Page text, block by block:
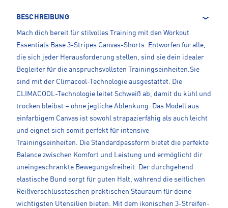
BESCHREIBUNG
Mach dich bereit für stilvolles Training mit den Workout
Essentials Base 3-Stripes Canvas-Shorts. Entworfen für alle,
die sich jeder Herausforderung stellen, sind sie dein idealer
Begleiter für die anspruchsvollsten Trainingseinheiten.Sie
sind mit der Climacool-Technologie ausgestattet. Die
CLIMACOOL-Technologie leitet Schweiß ab, damit du kühl und
trocken bleibst – ohne jegliche Ablenkung. Das Modell aus
einfarbigem Canvas ist sowohl strapazierfähig als auch leicht
und eignet sich somit perfekt für intensive
Trainingseinheiten. Die Standardpassform bietet die perfekte
Balance zwischen Komfort und Leistung und ermöglicht dir
uneingeschränkte Bewegungsfreiheit. Der durchgehend
elastische Bund sorgt für guten Halt, während die seitlichen
Reißverschlusstaschen praktischen Stauraum für deine
wichtigsten Utensilien bieten. Mit dem ikonischen 3-Streifen-